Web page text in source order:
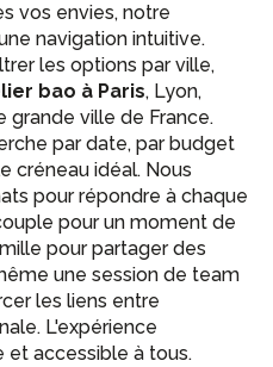
vos envies, notre
navigation intuitive.
les options par ville,
bao à Paris, Lyon,
grande ville de France.
par date, par budget
créneau idéal. Nous
pour répondre à chaque
pour un moment de
pour partager des
une session de team
les liens entre
L'expérience
accessible à tous.